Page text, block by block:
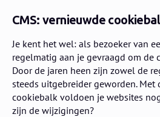
CMS: vernieuwde
Je kent het wel: als bezoeker van
regelmatig aan je gevraagd om de
Door de jaren heen zijn zowel de
steeds uitgebreider geworden. Met
cookiebalk voldoen je websites
zijn de wijzigingen?